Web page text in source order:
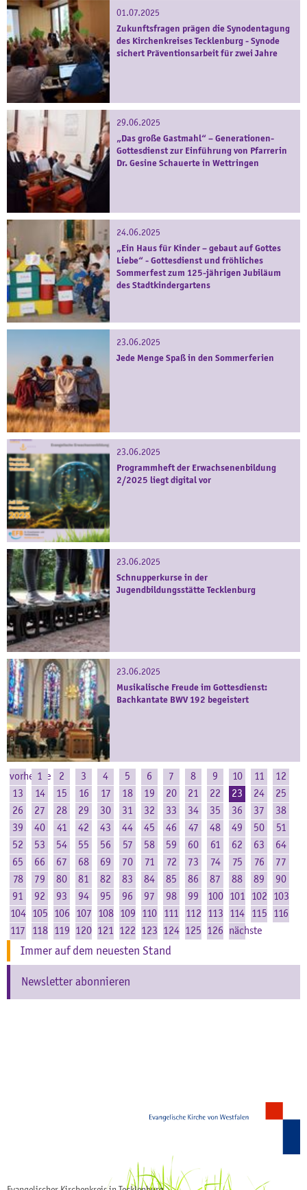
01.07.2025
Zukunftsfragen prägen die Synodentagung
des Kirchenkreises Tecklenburg - Synode
sichert Präventionsarbeit für zwei Jahre
29.06.2025
„Das große Gastmahl“ – Generationen-
Gottesdienst zur Einführung von Pfarrerin
Dr. Gesine Schauerte in Wettringen
24.06.2025
„Ein Haus für Kinder – gebaut auf Gottes
Liebe“ - Gottesdienst und fröhliches
Sommerfest zum 125-jährigen Jubiläum
des Stadtkindergartens
23.06.2025
Jede Menge Spaß in den Sommerferien
23.06.2025
Programmheft der Erwachsenenbildung
2/2025 liegt digital vor
23.06.2025
Schnupperkurse in der
Jugendbildungsstätte Tecklenburg
23.06.2025
Musikalische Freude im Gottesdienst:
Bachkantate BWV 192 begeistert
vorherige
1 2 3 4 5 6 7 8 9 10 11
12
13
14 15 16 17 18 19 20 21 22 23 24
25
26
27 28 29 30 31 32 33 34 35 36 37
38
39
40 41 42 43 44 45 46 47 48 49 50
51
52
53 54 55 56 57 58 59 60 61 62 63
64
65
66 67 68 69 70 71 72 73 74 75 76
77
78
79 80 81 82 83 84 85 86 87 88 89
90
91
92 93 94 95 96 97 98 99 100 101 102
103
104
105 106 107 108 109 110 111 112 113 114 115
116
117
118 119 120 121 122 123 124 125 126 nächste
Immer auf dem neuesten Stand
Newsletter abonnieren